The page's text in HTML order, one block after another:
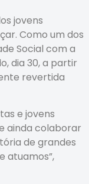
jovens
Como um dos
Social com a
dia 30, a partir
revertida
e jovens
ainda colaborar
de grandes
atuamos”,